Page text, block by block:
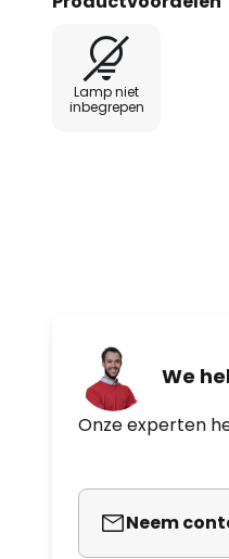
Lamp niet
inbegrepen
We
Onze experten
Neem